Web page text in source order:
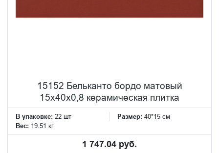
15152 Бельканто бордо матовый
15x40x0,8 керамическая плитка
В упаковке: 22 шт Размер: 40*15 см
Вес: 19.51 кг
1 747.04 руб.